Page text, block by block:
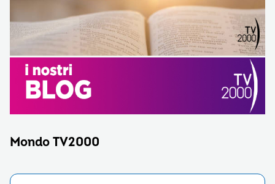
Mondo TV2000